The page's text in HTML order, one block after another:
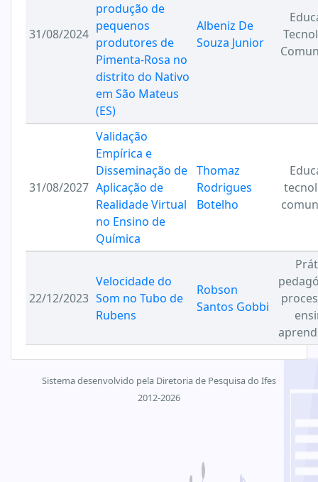
31/08/2024
produção de
pequenos
produtores de
Pimenta-Rosa no
distrito do Nativo
em São Mateus
(ES)
Albeniz De
Souza Junior
31/08/2027
Validação
Empírica e
Disseminação de
Aplicação de
Realidade Virtual
no Ensino de
Química
Thomaz
Rodrigues
Botelho
22/12/2023
Velocidade do
Som no Tubo de
Rubens
Robson
Santos Gobbi
Sistema desenvolvido pela Diretoria de Pesquisa do Ifes
2012-2026